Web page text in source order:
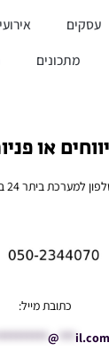
עסקים
מתכונים
או
למערכת ביתר 24 בלבד:
כתובת מייל:
@ *** il.com